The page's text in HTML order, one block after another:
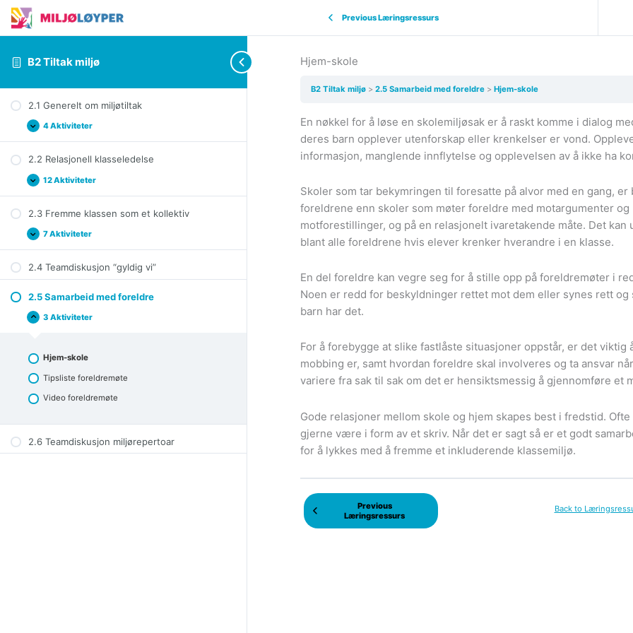
B2 Tiltak miljø
2.1 Generelt om miljøtiltak
Expand
2.1
Generelt
miljøtiltak
4 Aktiviteter
2.2 Relasjonell klasseledelse
Expand
2.2
Relasjonell
12 Aktiviteter
2.3 Fremme klassen som et kollektiv
Expand
2.3
Fremme
som
et
7 Aktiviteter
2.4 Teamdiskusjon “gyldig vi”
2.5 Samarbeid med foreldre
Collapse
2.5 3 Aktiviteter
Hjem-skole
Tipsliste foreldremøte
Video foreldremøte
2.6 Teamdiskusjon miljørepertoar
Previous Læringsressurs
Hjem-skole
B2 Tiltak miljø 2.5 Samarbeid med foreldre Hjem-skole
En nøkkel for å løse en skolemiljøsak er å raskt komme i dialog
deres barn opplever utenforskap eller krenkelser er vond.
informasjon, manglende innflytelse og opplevelsen av å ikke ha
Skoler som tar bekymringen til foresatte på alvor med en gang,
foreldrene enn skoler som møter foreldre med motargumenter
motforestillinger, og på en relasjonelt ivaretakende måte. Det
blant alle foreldrene hvis elever krenker hverandre i en klasse.
En del foreldre kan vegre seg for å stille opp på foreldremøter i
Noen er redd for beskyldninger rettet mot dem eller synes rett
barn har det.
For å forebygge at slike fastlåste situasjoner oppstår, er det
mobbing er, samt hvordan foreldre skal involveres og ta ansvar
variere fra sak til sak om det er hensiktsmessig å gjennomføre et
Gode relasjoner mellom skole og hjem skapes best i fredstid.
gjerne være i form av et skriv. Når det er sagt så er et godt
for å lykkes med å fremme et inkluderende klassemiljø.
Previous
Læringsressurs
Back to